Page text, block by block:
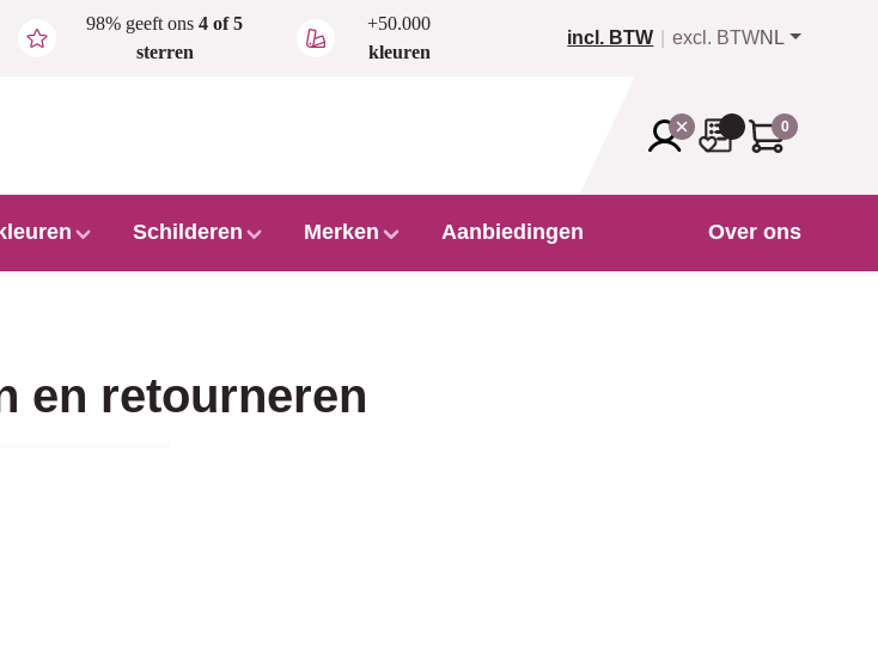
98% geeft ons4 of 5
sterren
+50.000
kleuren
incl. BTW excl. BTWNL
0
Schilderen Merken Aanbiedingen Over ons
en retourneren